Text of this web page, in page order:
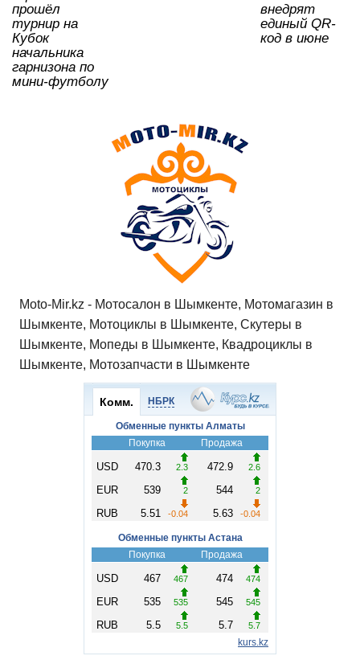
прошёл
турнир на
Кубок
начальника
гарнизона по
мини-футболу
внедрят
единый QR-
код в июне
Moto-Mir.kz - Мотосалон в Шымкенте, Мотомагазин в
Шымкенте, Мотоциклы в Шымкенте, Скутеры в
Шымкенте, Мопеды в Шымкенте, Квадроциклы в
Шымкенте, Мотозапчасти в Шымкенте